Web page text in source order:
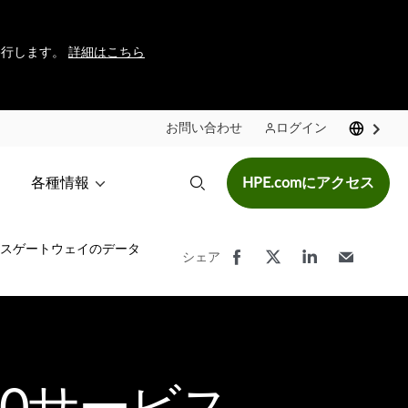
します。 詳細はこちら
お問い合わせ ログイン
各種情報 HPE.comにアクセス
ゲートウェイのデータ
シェア